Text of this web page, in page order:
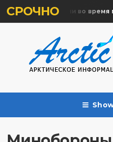
СРОЧНО
жертв почтили во время